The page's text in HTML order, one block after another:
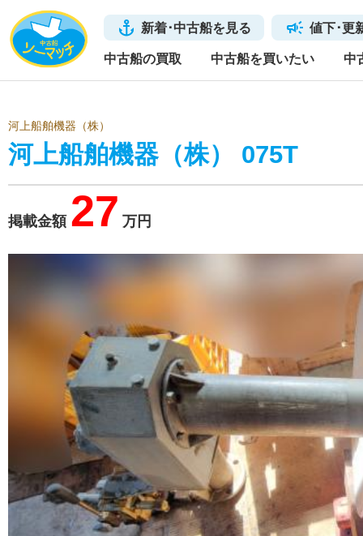
新着･中古船を見る 値下･更
中古船の買取 中古船を買いたい 中
河上船舶機器（株）
河上船舶機器（株） 075T
掲載金額 27 万円